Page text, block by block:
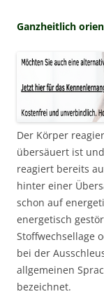
Ganzheitlich
Der Körper
übersäuert ist
reagiert bereits
hinter einer
schon auf
energetisch
Stoffwechsellage
bei der
allgemeinen
bezeichnet.